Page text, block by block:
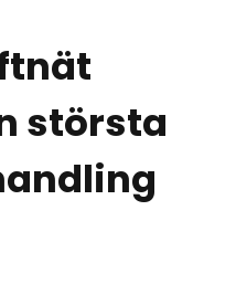
största